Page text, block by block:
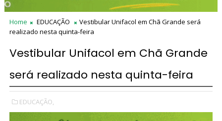
Home EDUCAÇÃO
Vestibular Unifacol em Chã Grande será
realizado nesta quinta-feira
Vestibular Unifacol em Chã Grande
será realizado nesta quinta-feira
EDUCAÇÃO,